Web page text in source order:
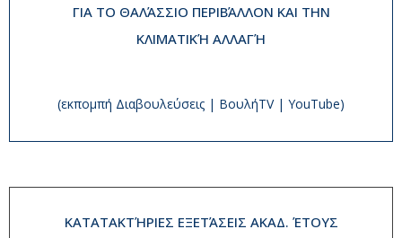
ΓΙΑ ΤΟ ΘΑΛΆΣΣΙΟ ΠΕΡΙΒΆΛΛΟΝ ΚΑΙ ΤΗΝ
ΚΛΙΜΑΤΙΚΉ ΑΛΛΑΓΉ
(εκπομπή Διαβουλεύσεις | ΒουλήTV | YouTube)
ΚΑΤΑΤΑΚΤΉΡΙΕΣ ΕΞΕΤΆΣΕΙΣ ΑΚΑΔ. ΈΤΟΥΣ